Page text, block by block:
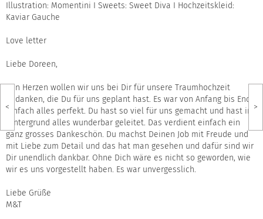
Illustration: Momentini I Sweets: Sweet Diva I Hochzeitskleid:
Kaviar Gauche
Love letter
Liebe Doreen,
Von Herzen wollen wir uns bei Dir für unsere Traumhochzeit
bedanken, die Du für uns geplant hast. Es war von Anfang bis Ende
einfach alles perfekt. Du hast so viel für uns gemacht und hast im
Hintergrund alles wunderbar geleitet. Das verdient einfach ein
ganz grosses Dankeschön. Du machst Deinen Job mit Freude und
mit Liebe zum Detail und das hat man gesehen und dafür sind wir
Dir unendlich dankbar. Ohne Dich wäre es nicht so geworden, wie
wir es uns vorgestellt haben. Es war unvergesslich.
Liebe Grüße
M&T
>
<